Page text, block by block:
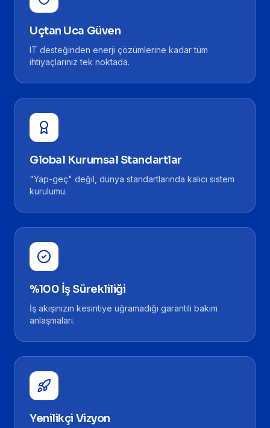
Uçtan Uca Güven
IT desteğinden enerji çözümlerine kadar tüm
ihtiyaçlarınız tek noktada.
Global Kurumsal Standartlar
"Yap-geç" değil, dünya standartlarında kalıcı sistem
kurulumu.
%100 İş Sürekliliği
İş akışınızın kesintiye uğramadığı garantili bakım
anlaşmaları.
Yenilikçi Vizyon